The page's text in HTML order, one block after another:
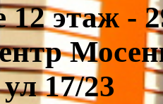
12 этаж -
17/23